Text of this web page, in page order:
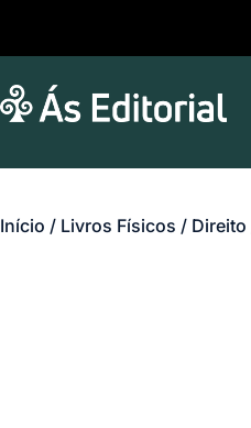
Início / Livros Físicos / Direito